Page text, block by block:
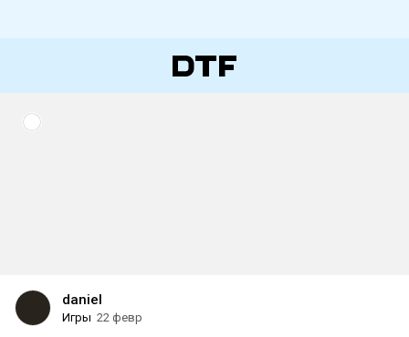
daniel
Игры 22 февр